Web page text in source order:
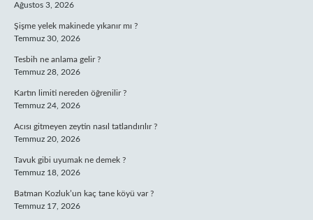
Ağustos 3, 2026
Şişme yelek makinede yıkanır mı ?
Temmuz 30, 2026
Tesbih ne anlama gelir ?
Temmuz 28, 2026
Kartın limiti nereden öğrenilir ?
Temmuz 24, 2026
Acısı gitmeyen zeytin nasıl tatlandırılır ?
Temmuz 20, 2026
Tavuk gibi uyumak ne demek ?
Temmuz 18, 2026
Batman Kozluk’un kaç tane köyü var ?
Temmuz 17, 2026